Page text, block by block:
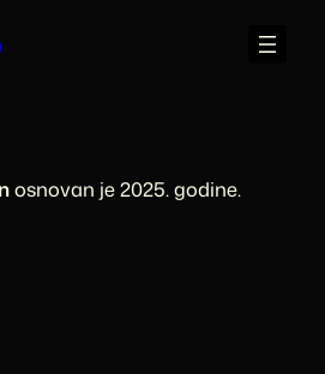
osnovan je 2025. godine.